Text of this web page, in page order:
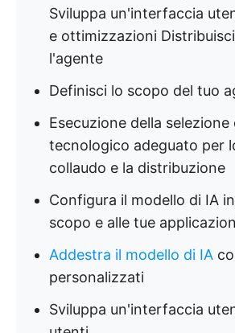
Sviluppa un'interfaccia
e ottimizzazioni
l'agente
Definisci lo scopo del tuo
Esecuzione della
tecnologico adeguato per
collaudo e la distribuzione
Configura il modello di IA
scopo e alle tue
Addestra il modello di IA
personalizzati
Sviluppa un'interfaccia